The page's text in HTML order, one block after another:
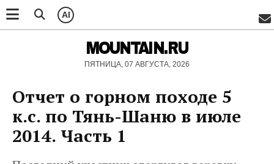
AI
MOUNTAIN.RU
ПЯТНИЦА, 07 АВГУСТА, 2026
Отчет о горном походе 5
к.с. по Тянь-Шаню в июле
2014. Часть 1